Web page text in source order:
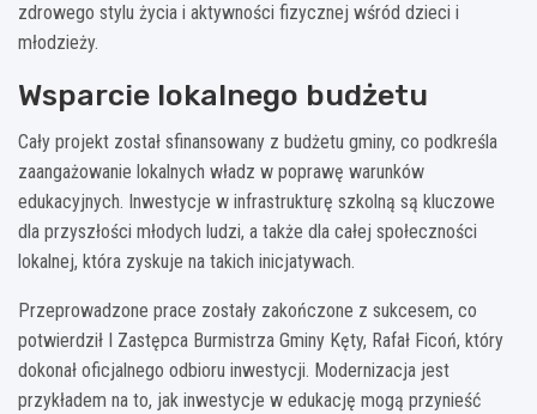
zdrowego stylu życia i aktywności fizycznej wśród dzieci i
młodzieży.
Wsparcie lokalnego budżetu
Cały projekt został sfinansowany z budżetu gminy, co podkreśla
zaangażowanie lokalnych władz w poprawę warunków
edukacyjnych. Inwestycje w infrastrukturę szkolną są kluczowe
dla przyszłości młodych ludzi, a także dla całej społeczności
lokalnej, która zyskuje na takich inicjatywach.
Przeprowadzone prace zostały zakończone z sukcesem, co
potwierdził I Zastępca Burmistrza Gminy Kęty, Rafał Ficoń, który
dokonał oficjalnego odbioru inwestycji. Modernizacja jest
przykładem na to, jak inwestycje w edukację mogą przynieść